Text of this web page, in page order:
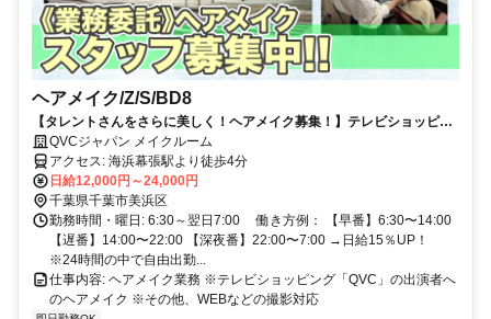
ヘアメイク/Z/S/BD8
【タレントさんをさらに美しく！ヘアメイク募集！】テレビショッピン
グ『QVC』のヘアメイク！テレビ業界未経験OK！美容師免許不問！
QVCジャパン メイクルーム
アクセス: 海浜幕張駅より徒歩4分
日給12,000円～24,000円
千葉県千葉市美浜区
勤務時間・曜日: 6:30～翌日7:00 働き方例： 【早番】6:30〜14:00
【遅番】14:00〜22:00 【深夜番】22:00〜7:00 →日給15％UP！
※24時間の中で自由出勤...
仕事内容: ヘアメイク業務 ※テレビショッピング「QVC」の出演者へ
のヘアメイク ※その他、WEBなどの撮影対応